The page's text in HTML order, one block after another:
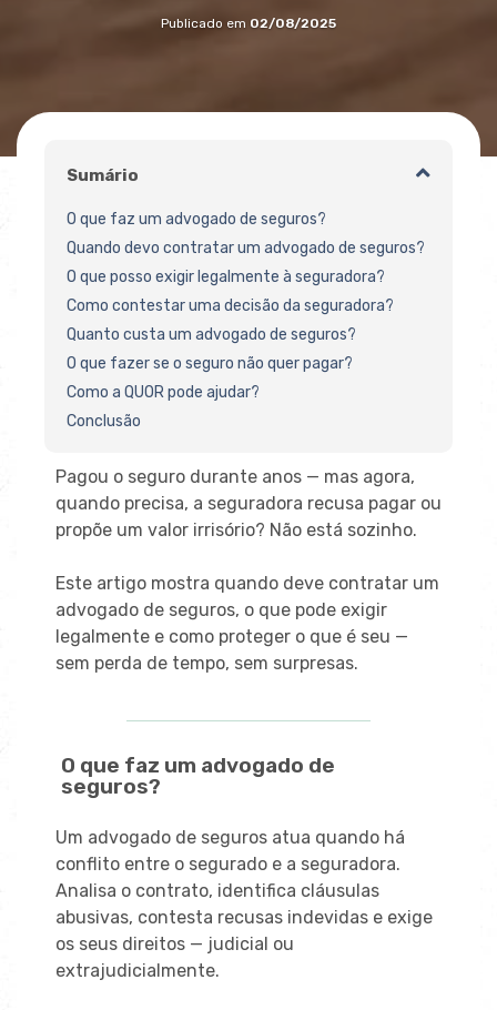
Publicado em 02/08/2025
Sumário
O que faz um advogado de seguros?
Quando devo contratar um advogado de seguros?
O que posso exigir legalmente à seguradora?
Como contestar uma decisão da seguradora?
Quanto custa um advogado de seguros?
O que fazer se o seguro não quer pagar?
Como a QUOR pode ajudar?
Conclusão
Pagou o seguro durante anos — mas agora,
quando precisa, a seguradora recusa pagar ou
propõe um valor irrisório? Não está sozinho.
Este artigo mostra quando deve contratar um
advogado de seguros, o que pode exigir
legalmente e como proteger o que é seu —
sem perda de tempo, sem surpresas.
O que faz um advogado de
seguros?
Um advogado de seguros atua quando há
conflito entre o segurado e a seguradora.
Analisa o contrato, identifica cláusulas
abusivas, contesta recusas indevidas e exige
os seus direitos — judicial ou
extrajudicialmente.